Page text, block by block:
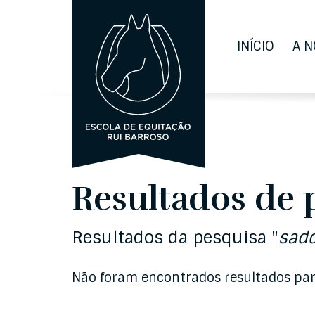
INÍCIO A
Resultados de
Resultados da pesquisa "
Não foram encontrados resultados